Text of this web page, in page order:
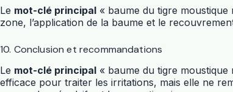
Le mot-clé principal « baume du tigre
zone, l’application de la baume et le
10. Conclusion et recommandations
Le mot-clé principal « baume du tigre
efficace pour traiter les irritations, mais elle ne